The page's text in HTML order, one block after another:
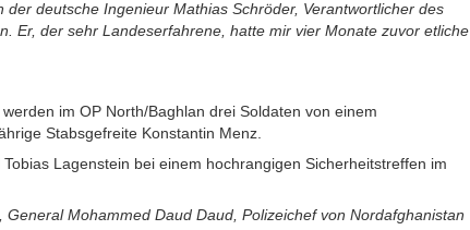
deutsche Ingenieur Mathias Schröder, Verantwortlicher des
Er, der sehr Landeserfahrene, hatte mir vier Monate zuvor etliche
im OP North/Baghlan drei Soldaten von einem
Stabsgefreite Konstantin Menz.
Lagenstein bei einem hochrangigen Sicherheitstreffen im
Mohammed Daud Daud, Polizeichef von Nordafghanistan